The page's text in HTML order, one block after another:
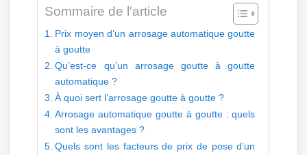
Sommaire de l'article
Prix moyen d’un arrosage automatique goutte
à goutte
Qu’est-ce qu’un arrosage goutte à goutte
automatique ?
À quoi sert l’arrosage goutte à goutte ?
Arrosage automatique goutte à goutte : quels
sont les avantages ?
Quels sont les facteurs de prix de pose d’un